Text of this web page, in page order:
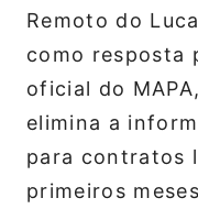
Remoto do
como resposta
oficial do
elimina a
para contratos
primeiros